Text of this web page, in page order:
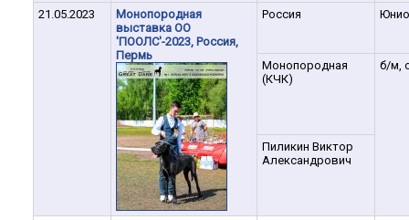
21.05.2023
Монопородная
выставка ОО
'ПООЛС'-2023, Россия,
Пермь
Россия
Монопородная
(КЧК)
б/м,
Пиликин Виктор
Александрович